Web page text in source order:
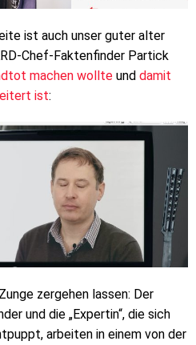
ist auch unser guter alter
Chef-Faktenfinder Partick
machen wollte und damit
ist:
zergehen lassen: Der
und die „Expertin“, die sich
arbeiten in einem von der